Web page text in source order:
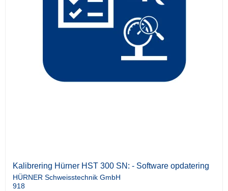
Kalibrering Hürner HST 300 SN: - Software opdatering
HÜRNER Schweisstechnik GmbH
918